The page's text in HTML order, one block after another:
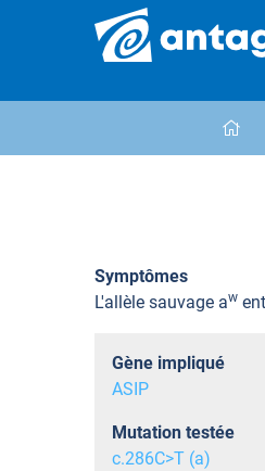
Symptômes
L'allèle sauvage aw
Gène impliqué
ASIP
Mutation testée
c.286C>T (a)